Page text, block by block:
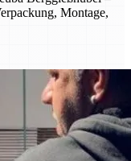
Montage,